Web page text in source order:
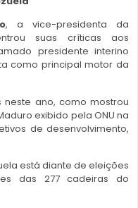
, a vice-presidenta da
suas críticas aos
presidente interino
como principal motor da
ano, como mostrou
exibido pela ONU na
de desenvolvimento,
está diante de eleições
das 277 cadeiras do